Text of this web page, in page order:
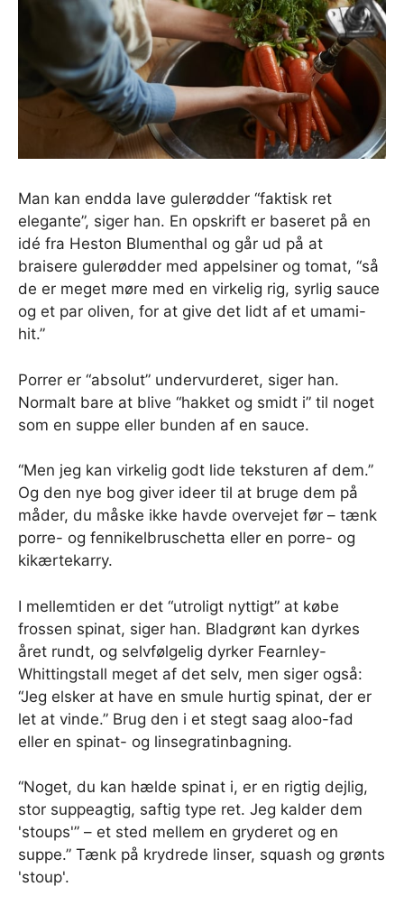
Man kan endda lave gulerødder “faktisk ret
elegante”, siger han. En opskrift er baseret på en
idé fra Heston Blumenthal og går ud på at
braisere gulerødder med appelsiner og tomat, “så
de er meget møre med en virkelig rig, syrlig sauce
og et par oliven, for at give det lidt af et umami-
hit.”
Porrer er “absolut” undervurderet, siger han.
Normalt bare at blive “hakket og smidt i” til noget
som en suppe eller bunden af ​​en sauce.
“Men jeg kan virkelig godt lide teksturen af ​​dem.”
Og den nye bog giver ideer til at bruge dem på
måder, du måske ikke havde overvejet før – tænk
porre- og fennikelbruschetta eller en porre- og
kikærtekarry.
I mellemtiden er det “utroligt nyttigt” at købe
frossen spinat, siger han. Bladgrønt kan dyrkes
året rundt, og selvfølgelig dyrker Fearnley-
Whittingstall meget af det selv, men siger også:
“Jeg elsker at have en smule hurtig spinat, der er
let at vinde.” Brug den i et stegt saag aloo-fad
eller en spinat- og linsegratinbagning.
“Noget, du kan hælde spinat i, er en rigtig dejlig,
stor suppeagtig, saftig type ret. Jeg kalder dem
'stoups'” – et sted mellem en gryderet og en
suppe.” Tænk på krydrede linser, squash og grønts
'stoup'.